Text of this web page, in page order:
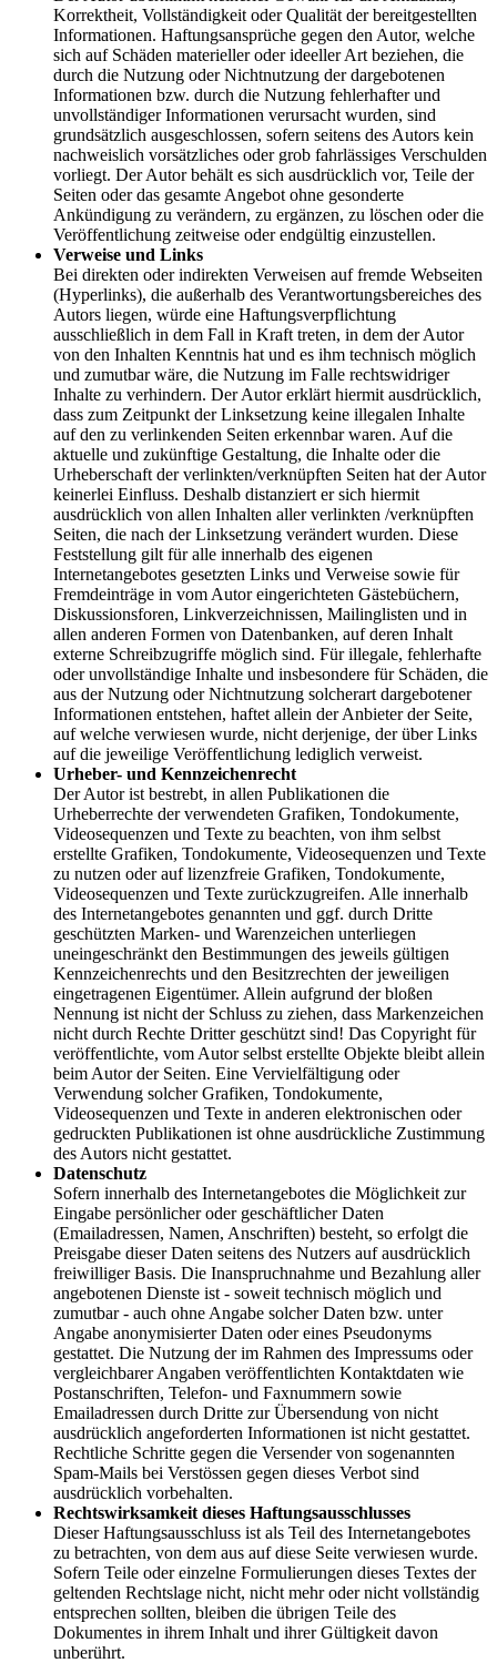
Korrektheit, Vollständigkeit oder Qualität der bereitgestellten
Informationen. Haftungsansprüche gegen den Autor, welche
sich auf Schäden materieller oder ideeller Art beziehen, die
durch die Nutzung oder Nichtnutzung der dargebotenen
Informationen bzw. durch die Nutzung fehlerhafter und
unvollständiger Informationen verursacht wurden, sind
grundsätzlich ausgeschlossen, sofern seitens des Autors kein
nachweislich vorsätzliches oder grob fahrlässiges Verschulden
vorliegt. Der Autor behält es sich ausdrücklich vor, Teile der
Seiten oder das gesamte Angebot ohne gesonderte
Ankündigung zu verändern, zu ergänzen, zu löschen oder die
Veröffentlichung zeitweise oder endgültig einzustellen.
Verweise und Links
Bei direkten oder indirekten Verweisen auf fremde Webseiten
(Hyperlinks), die außerhalb des Verantwortungsbereiches des
Autors liegen, würde eine Haftungsverpflichtung
ausschließlich in dem Fall in Kraft treten, in dem der Autor
von den Inhalten Kenntnis hat und es ihm technisch möglich
und zumutbar wäre, die Nutzung im Falle rechtswidriger
Inhalte zu verhindern. Der Autor erklärt hiermit ausdrücklich,
dass zum Zeitpunkt der Linksetzung keine illegalen Inhalte
auf den zu verlinkenden Seiten erkennbar waren. Auf die
aktuelle und zukünftige Gestaltung, die Inhalte oder die
Urheberschaft der verlinkten/verknüpften Seiten hat der Autor
keinerlei Einfluss. Deshalb distanziert er sich hiermit
ausdrücklich von allen Inhalten aller verlinkten /verknüpften
Seiten, die nach der Linksetzung verändert wurden. Diese
Feststellung gilt für alle innerhalb des eigenen
Internetangebotes gesetzten Links und Verweise sowie für
Fremdeinträge in vom Autor eingerichteten Gästebüchern,
Diskussionsforen, Linkverzeichnissen, Mailinglisten und in
allen anderen Formen von Datenbanken, auf deren Inhalt
externe Schreibzugriffe möglich sind. Für illegale, fehlerhafte
oder unvollständige Inhalte und insbesondere für Schäden, die
aus der Nutzung oder Nichtnutzung solcherart dargebotener
Informationen entstehen, haftet allein der Anbieter der Seite,
auf welche verwiesen wurde, nicht derjenige, der über Links
auf die jeweilige Veröffentlichung lediglich verweist.
Urheber- und Kennzeichenrecht
Der Autor ist bestrebt, in allen Publikationen die
Urheberrechte der verwendeten Grafiken, Tondokumente,
Videosequenzen und Texte zu beachten, von ihm selbst
erstellte Grafiken, Tondokumente, Videosequenzen und Texte
zu nutzen oder auf lizenzfreie Grafiken, Tondokumente,
Videosequenzen und Texte zurückzugreifen. Alle innerhalb
des Internetangebotes genannten und ggf. durch Dritte
geschützten Marken- und Warenzeichen unterliegen
uneingeschränkt den Bestimmungen des jeweils gültigen
Kennzeichenrechts und den Besitzrechten der jeweiligen
eingetragenen Eigentümer. Allein aufgrund der bloßen
Nennung ist nicht der Schluss zu ziehen, dass Markenzeichen
nicht durch Rechte Dritter geschützt sind! Das Copyright für
veröffentlichte, vom Autor selbst erstellte Objekte bleibt allein
beim Autor der Seiten. Eine Vervielfältigung oder
Verwendung solcher Grafiken, Tondokumente,
Videosequenzen und Texte in anderen elektronischen oder
gedruckten Publikationen ist ohne ausdrückliche Zustimmung
des Autors nicht gestattet.
Datenschutz
Sofern innerhalb des Internetangebotes die Möglichkeit zur
Eingabe persönlicher oder geschäftlicher Daten
(Emailadressen, Namen, Anschriften) besteht, so erfolgt die
Preisgabe dieser Daten seitens des Nutzers auf ausdrücklich
freiwilliger Basis. Die Inanspruchnahme und Bezahlung aller
angebotenen Dienste ist - soweit technisch möglich und
zumutbar - auch ohne Angabe solcher Daten bzw. unter
Angabe anonymisierter Daten oder eines Pseudonyms
gestattet. Die Nutzung der im Rahmen des Impressums oder
vergleichbarer Angaben veröffentlichten Kontaktdaten wie
Postanschriften, Telefon- und Faxnummern sowie
Emailadressen durch Dritte zur Übersendung von nicht
ausdrücklich angeforderten Informationen ist nicht gestattet.
Rechtliche Schritte gegen die Versender von sogenannten
Spam-Mails bei Verstössen gegen dieses Verbot sind
ausdrücklich vorbehalten.
Rechtswirksamkeit dieses Haftungsausschlusses
Dieser Haftungsausschluss ist als Teil des Internetangebotes
zu betrachten, von dem aus auf diese Seite verwiesen wurde.
Sofern Teile oder einzelne Formulierungen dieses Textes der
geltenden Rechtslage nicht, nicht mehr oder nicht vollständig
entsprechen sollten, bleiben die übrigen Teile des
Dokumentes in ihrem Inhalt und ihrer Gültigkeit davon
unberührt.